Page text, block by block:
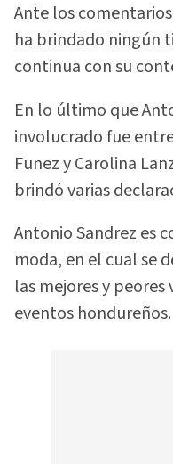
Ante los
ha brindado ningún
continua con su
En lo último que
involucrado fue
Funez y Carolina
brindó varias
Antonio Sandrez es
moda, en el cual se
las mejores y
eventos hondureños.